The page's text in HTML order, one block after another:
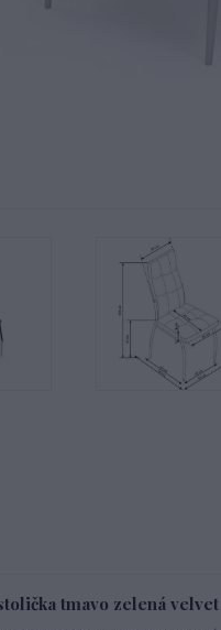
tmavo zelená velvet